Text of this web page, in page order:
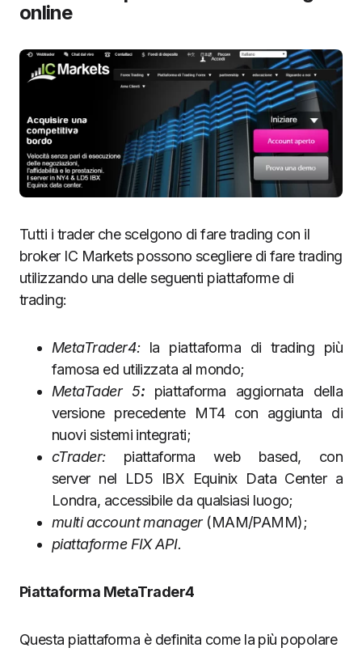
online
Tutti i trader che scelgono di fare trading con il
broker IC Markets possono scegliere di fare trading
utilizzando una delle seguenti piattaforme di
trading:
MetaTrader4: la piattaforma di trading più
famosa ed utilizzata al mondo;
MetaTader 5: piattaforma aggiornata della
versione precedente MT4 con aggiunta di
nuovi sistemi integrati;
cTrader:piattaforma web based, con
server nel LD5 IBX Equinix Data Center a
Londra, accessibile da qualsiasi luogo;
multi account manager(MAM/PAMM);
piattaforme FIX API.
Piattaforma MetaTrader4
Questa piattaforma è definita come la più popolare